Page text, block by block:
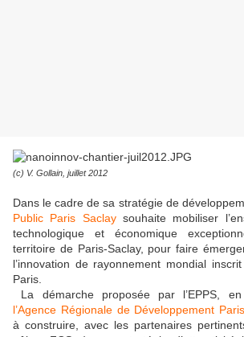
(c) V. Gollain, juillet 2012
Dans le cadre de sa stratégie de
Public Paris Saclaysouhaite mobiliser
technologique et économique
territoire de Paris-Saclay, pour faire
l’innovation de rayonnement mondial
Paris.
La démarche proposée par l’EPPS,
l’Agence Régionale de Développement
à construire, avec les partenaires